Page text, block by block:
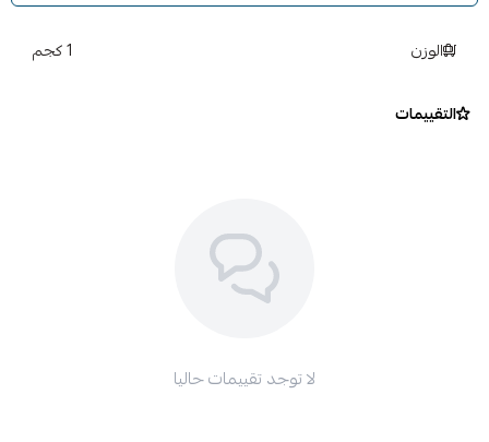
الوزن 1 كجم
التقييمات
لا توجد تقييمات حاليا